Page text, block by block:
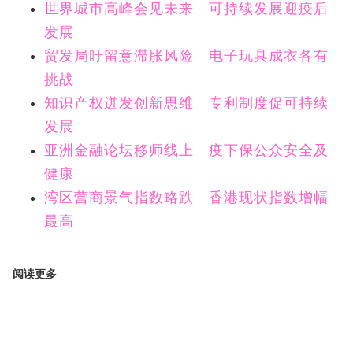
世界城市高峰会见未来 可持续发展迎疫后
发展
贸发局吁留意滞胀风险 电子玩具成衣各有
挑战
知识产权迸发创新思维 专利制度促可持续
发展
亚洲金融论坛移师线上 疫下保公众安全及
健康
湾区营商景气指数略跌 香港现状指数增幅
最高
阅读更多